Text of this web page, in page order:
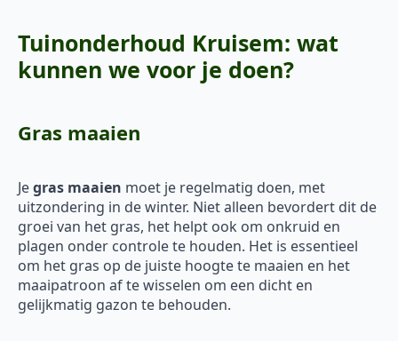
Tuinonderhoud Kruisem: wat
kunnen we voor je doen?
Gras maaien
Jegras maaien moet je regelmatig doen, met
uitzondering in de winter. Niet alleen bevordert dit de
groei van het gras, het helpt ook om onkruid en
plagen onder controle te houden. Het is essentieel
om het gras op de juiste hoogte te maaien en het
maaipatroon af te wisselen om een dicht en
gelijkmatig gazon te behouden.